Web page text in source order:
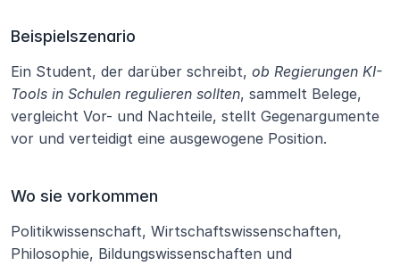
Beispielszenario
Ein Student, der darüber schreibt, ob Regierungen KI-
Tools in Schulen regulieren sollten, sammelt Belege,
vergleicht Vor- und Nachteile, stellt Gegenargumente
vor und verteidigt eine ausgewogene Position.
Wo sie vorkommen
Politikwissenschaft, Wirtschaftswissenschaften,
Philosophie, Bildungswissenschaften und